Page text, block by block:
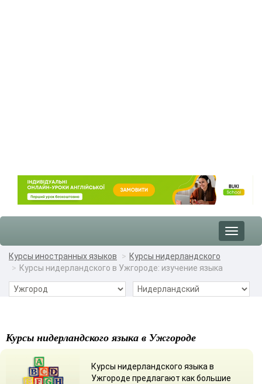
Toggle
Курсы иностранных языков
Курсы нидерландского
Курсы нидерландского в Ужгороде: изучение языка
Курсы нидерландского языка в Ужгороде
Курсы нидерландского языка в
Ужгороде предлагают как большие